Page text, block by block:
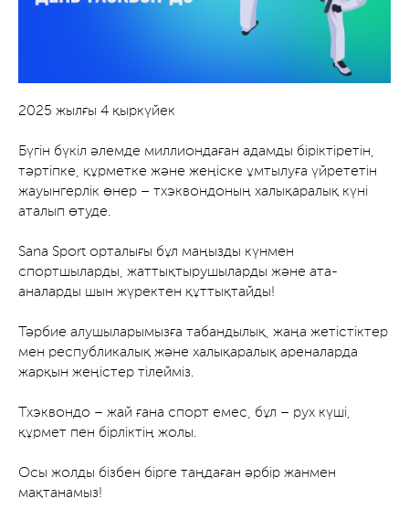
2025 жылғы 4 қыркүйек
Бүгін бүкіл әлемде миллиондаған адамды біріктіретін,
тәртіпке, құрметке және жеңіске ұмтылуға үйрететін
жауынгерлік өнер – тхэквондоның халықаралық күні
аталып өтуде.
Sana Sport орталығы бұл маңызды күнмен
спортшыларды, жаттықтырушыларды және ата-
аналарды шын жүректен құттықтайды!
Тәрбие алушыларымызға табандылық, жаңа жетістіктер
мен республикалық және халықаралық ареналарда
жарқын жеңістер тілейміз.
Тхэквондо – жай ғана спорт емес, бұл – рух күші,
құрмет пен бірліктің жолы.
Осы жолды бізбен бірге таңдаған әрбір жанмен
мақтанамыз!